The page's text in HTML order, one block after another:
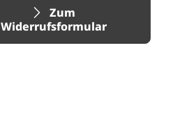
Zum
Widerrufsformular